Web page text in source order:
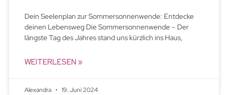
Dein Seelenplan zur Sommersonnenwende: Entdecke
deinen Lebensweg Die Sommersonnenwende – Der
längste Tag des Jahres stand uns kürzlich ins Haus,
WEITERLESEN »
Alexandra 19. Juni 2024